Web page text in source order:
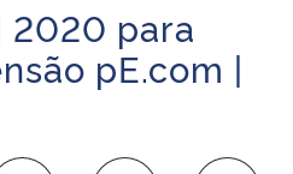
Abastecimento
2020 para
pE.com |